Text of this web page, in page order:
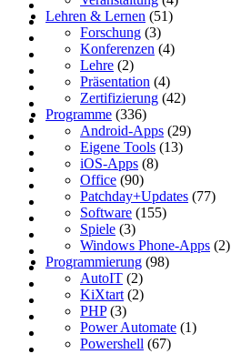
Lehren & Lernen (51)
Forschung (3)
Konferenzen (4)
Lehre (2)
Präsentation (4)
Zertifizierung (42)
Programme (336)
Android-Apps (29)
Eigene Tools (13)
iOS-Apps (8)
Office (90)
Patchday+Updates (77)
Software (155)
Spiele (3)
Windows Phone-Apps (2)
Programmierung (98)
AutoIT (2)
KiXtart (2)
PHP(3)
Power Automate (1)
Powershell (67)